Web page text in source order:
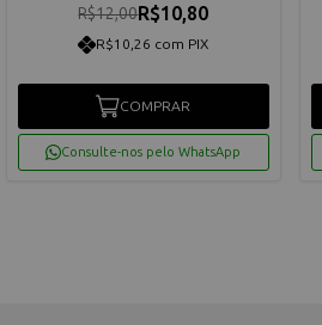
R$12,00R$10,80
R$10,26 com PIX
COMPRAR
Consulte-nos pelo WhatsApp